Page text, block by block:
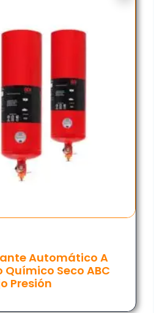
Automático A
Químico Seco ABC
Presión